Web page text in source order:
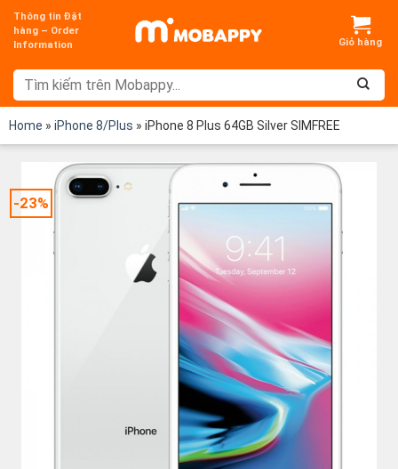
Chuyển
đến
dung
Thông tin Đặt
hàng – Order
Information
Home » iPhone 8/Plus » iPhone 8 Plus 64GB Silver SIMFREE
-23%